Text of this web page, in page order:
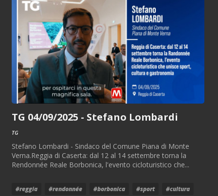
TG 04/09/2025 - Stefano Lombardi
TG
Stefano Lombardi - Sindaco del Comune Piana di Monte
Verna.Reggia di Caserta: dal 12 al 14 settembre torna la
Rendonnée Reale Borbonica, l'evento cicloturistico che...
#reggia #rendonnée #borbonica #sport
#cultura